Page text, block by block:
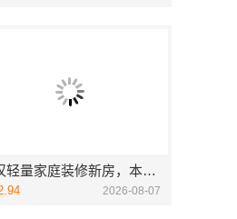
武汉轻量家庭装修新房，本地快装（湖北）科技有限公司透明报价
2026-08-07